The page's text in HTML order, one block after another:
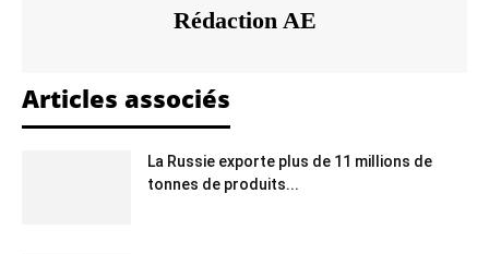
Rédaction AE
Articles associés
La Russie exporte plus de 11 millions de
tonnes de produits...